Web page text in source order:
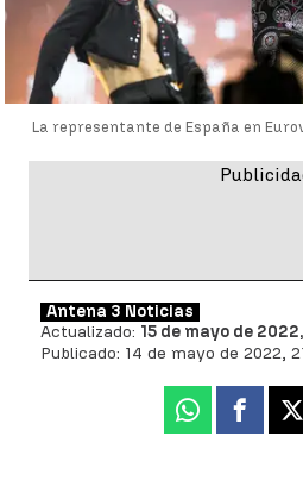
La representante de España en
Antena 3 Noticias
Actualizado: 15 de mayo de 2022,
Publicado: 14 de mayo de 2022,
Whatsapp X